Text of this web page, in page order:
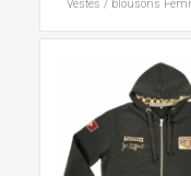
Vestes / blousons